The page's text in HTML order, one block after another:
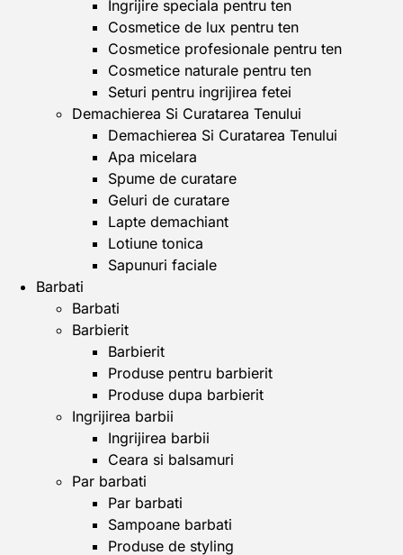
Ingrijire speciala pentru ten
Cosmetice de lux pentru ten
Cosmetice profesionale pentru ten
Cosmetice naturale pentru ten
Seturi pentru ingrijirea fetei
Demachierea Si Curatarea Tenului
Demachierea Si Curatarea Tenului
Apa micelara
Spume de curatare
Geluri de curatare
Lapte demachiant
Lotiune tonica
Sapunuri faciale
Barbati
Barbati
Barbierit
Barbierit
Produse pentru barbierit
Produse dupa barbierit
Ingrijirea barbii
Ingrijirea barbii
Ceara si balsamuri
Par barbati
Par barbati
Sampoane barbati
Produse de styling